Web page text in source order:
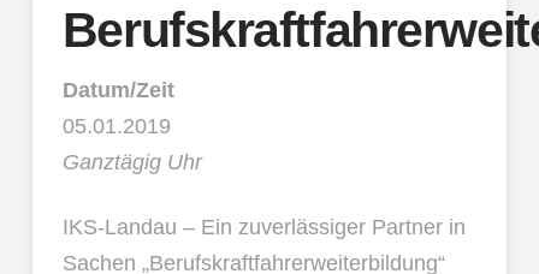
Datum/Zeit
05.01.2019
Ganztägig Uhr
IKS-Landau – Ein zuverlässiger Partner in
Sachen „Berufskraftfahrerweiterbildung“